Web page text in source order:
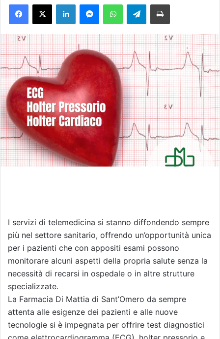
a
n
'
e
m
Telegram
I servizi di telemedicina si stanno diffondendo sempre
più nel settore sanitario, offrendo un’opportunità unica
per i pazienti che con appositi esami possono
monitorare alcuni aspetti della propria salute senza la
necessità di recarsi in ospedale o in altre strutture
specializzate.
La Farmacia Di Mattia di Sant’Omero da sempre
attenta alle esigenze dei pazienti e alle nuove
tecnologie si è impegnata per offrire test diagnostici